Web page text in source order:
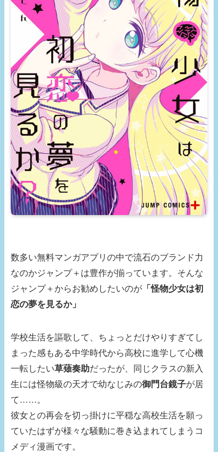
数多い無料マンガアプリの中で流石のブランド力
なのかジャンプ＋は豊作が揃っています。そんな
ジャンプ＋からお勧めしたいのが 「怪物少女は初
恋の夢を見るか」
学校生活を謳歌して、ちょっとだけやりすぎてし
まった感もある中学時代から高校に進学して心機
一転したい草薙奏助だったが、同じクラスの新入
生には怪物級の天才で幼なじみの御門台鏡子が居
て……。
彼女との再会を切っ掛けに平穏な高校生活を願っ
ていたはずが様々な騒動に巻き込まれてしまうコ
メディ漫画です。